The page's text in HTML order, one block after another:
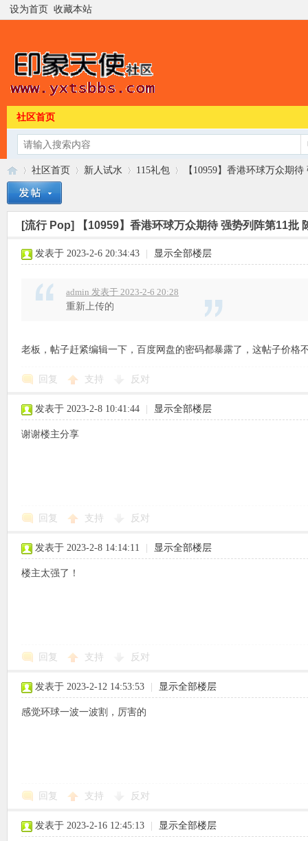
设为首页 收藏本站
社区首页
»
社区首页
›
新人试水
›
115礼包
›
【10959】香港环球万众期
[流行 Pop] 【10959】香港环球万众期待 强势列阵第11
发表于 2023-2-6 20:34:43 显示全部楼层
admin 发表于 2023-2-6 20:28
重新上传的
老板，帖子赶紧编辑一下，百度网盘的密码都暴露了，这帖子价格
回复 支持 反对
发表于 2023-2-8 10:41:44 显示全部楼层
谢谢楼主分享
回复 支持 反对
发表于 2023-2-8 14:14:11 显示全部楼层
楼主太强了！
回复 支持 反对
发表于 2023-2-12 14:53:53 显示全部楼层
感觉环球一波一波割，厉害的
回复 支持 反对
发表于 2023-2-16 12:45:13 显示全部楼层